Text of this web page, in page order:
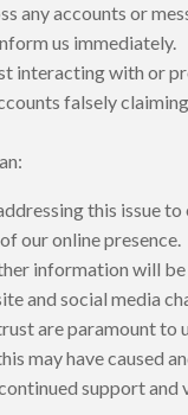
any accounts or
us immediately.
interacting with or
falsely
this issue to
our online presence.
information will be
and social media
are paramount to
may have caused
support and